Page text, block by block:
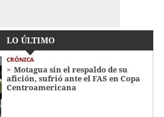
LO ÚLTIMO
CRÓNICA
Motagua sin el respaldo de su
afición, sufrió ante el FAS en Copa
Centroamericana